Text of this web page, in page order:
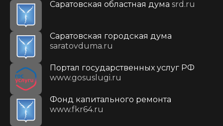
Саратовская областная дума srd.ru
Саратовская городская дума
saratovduma.ru
Портал государственных услуг РФ
www.gosuslugi.ru
Фонд капитального ремонта
www.fkr64.ru